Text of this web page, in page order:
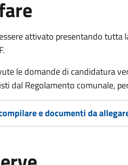
attivato presentando
le domande di candidatura
dal Regolamento comunale,
e documenti da